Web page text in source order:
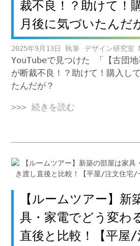
裁不良！？助けて！
月後に気づいたんだ
2025年9月13日 デザイン研究室
YouTubeで見つけた 「【古団地
が断裁不良！？助けて！購入し
たんだが？
>>> 続きを読む
【ルームツアー】新
具・家電でどう変わ
直後と比較！【平屋